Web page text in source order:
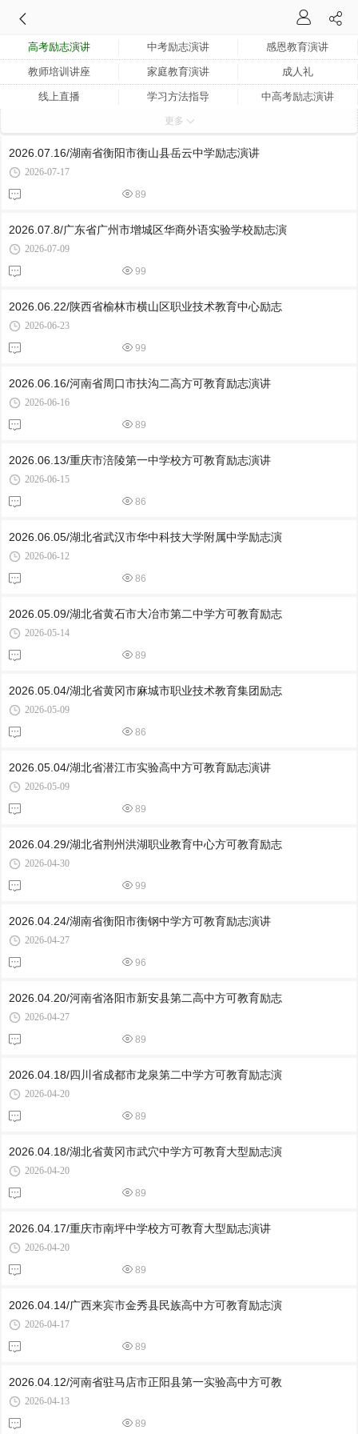
高考励志演讲 中考励志演讲 感恩教育演讲
教师培训讲座 家庭教育演讲 成人礼
线上直播 学习方法指导 中高考励志演讲
学生生涯规划
更多
2026.07.16/湖南省衡阳市衡山县岳云中学励志演讲
2026-07-17
89
2026.07.8/广东省广州市增城区华商外语实验学校励志演
2026-07-09
99
2026.06.22/陕西省榆林市横山区职业技术教育中心励志
2026-06-23
99
2026.06.16/河南省周口市扶沟二高方可教育励志演讲
2026-06-16
89
2026.06.13/重庆市涪陵第一中学校方可教育励志演讲
2026-06-15
86
2026.06.05/湖北省武汉市华中科技大学附属中学励志演
2026-06-12
86
2026.05.09/湖北省黄石市大冶市第二中学方可教育励志
2026-05-14
89
2026.05.04/湖北省黄冈市麻城市职业技术教育集团励志
2026-05-09
86
2026.05.04/湖北省潜江市实验高中方可教育励志演讲
2026-05-09
89
2026.04.29/湖北省荆州洪湖职业教育中心方可教育励志
2026-04-30
99
2026.04.24/湖南省衡阳市衡钢中学方可教育励志演讲
2026-04-27
96
2026.04.20/河南省洛阳市新安县第二高中方可教育励志
2026-04-27
89
2026.04.18/四川省成都市龙泉第二中学方可教育励志演
2026-04-20
89
2026.04.18/湖北省黄冈市武穴中学方可教育大型励志演
2026-04-20
89
2026.04.17/重庆市南坪中学校方可教育大型励志演讲
2026-04-20
89
2026.04.14/广西来宾市金秀县民族高中方可教育励志演
2026-04-17
89
2026.04.12/河南省驻马店市正阳县第一实验高中方可教
2026-04-13
89